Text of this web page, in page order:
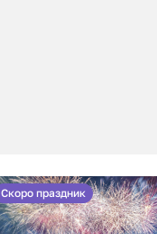
Скоро праздник